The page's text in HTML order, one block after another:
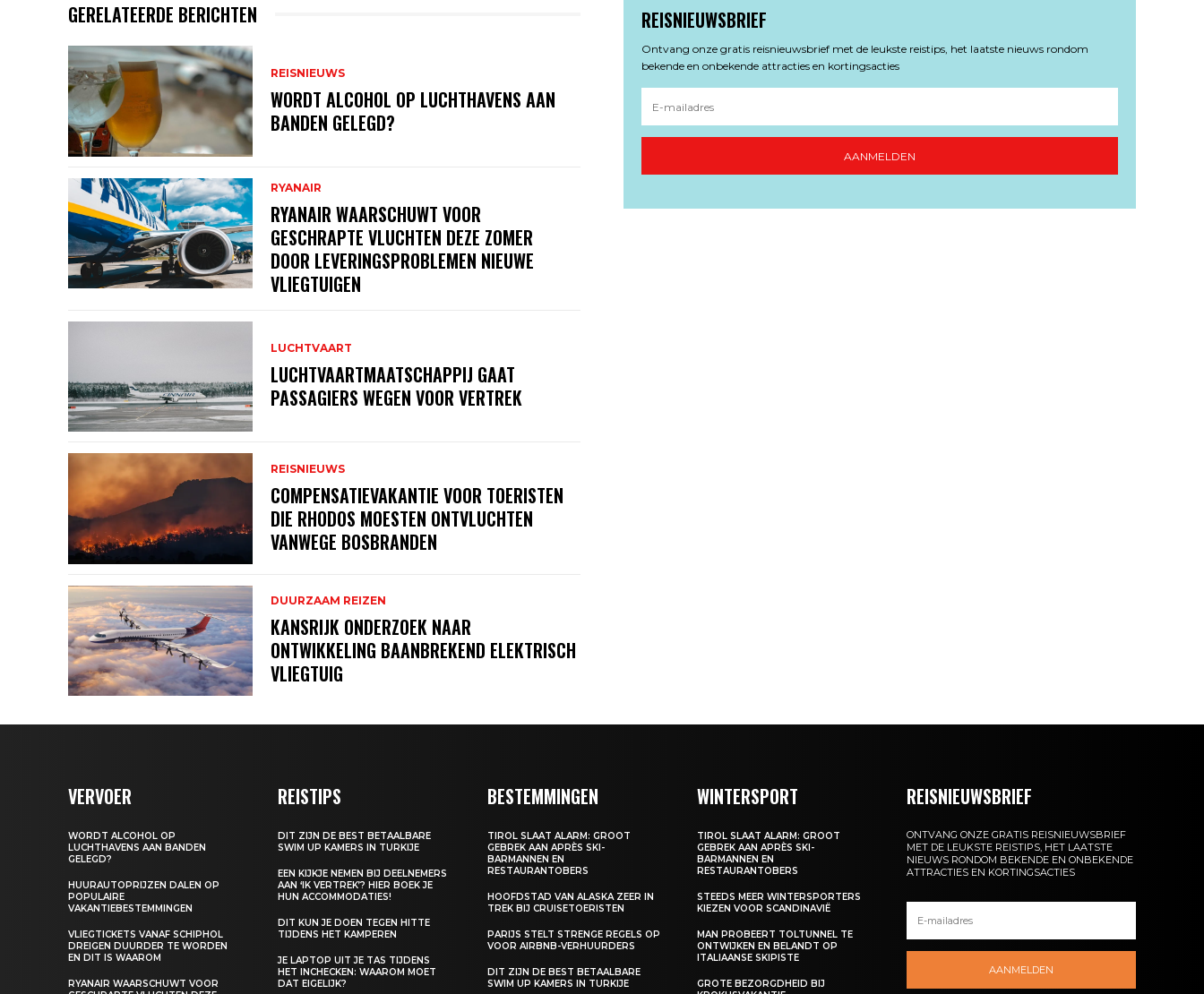
GERELATEERDE BERICHTEN
REISNIEUWS
WORDT ALCOHOL OP LUCHTHAVENS AAN
BANDEN GELEGD?
RYANAIR
RYANAIR WAARSCHUWT VOOR
GESCHRAPTE VLUCHTEN DEZE ZOMER
DOOR LEVERINGSPROBLEMEN NIEUWE
VLIEGTUIGEN
LUCHTVAART
LUCHTVAARTMAATSCHAPPIJ GAAT
PASSAGIERS WEGEN VOOR VERTREK
REISNIEUWS
COMPENSATIEVAKANTIE VOOR TOERISTEN
DIE RHODOS MOESTEN ONTVLUCHTEN
VANWEGE BOSBRANDEN
DUURZAAM REIZEN
KANSRIJK ONDERZOEK NAAR
ONTWIKKELING BAANBREKEND ELEKTRISCH
VLIEGTUIG
REISNIEUWSBRIEF
Ontvang onze gratis reisnieuwsbrief met de leukste reistips, het laatste nieuws rondom
bekende en onbekende attracties en kortingsacties
AANMELDEN
VERVOER
WORDT ALCOHOL OP
LUCHTHAVENS AAN BANDEN
GELEGD?
HUURAUTOPRIJZEN DALEN OP
POPULAIRE
VAKANTIEBESTEMMINGEN
VLIEGTICKETS VANAF SCHIPHOL
DREIGEN DUURDER TE WORDEN
EN DIT IS WAAROM
RYANAIR WAARSCHUWT VOOR
REISTIPS
DIT ZIJN DE BEST BETAALBARE
SWIM UP KAMERS IN TURKIJE
EEN KIJKJE NEMEN BIJ DEELNEMERS
AAN ‘IK VERTREK’? HIER BOEK JE
HUN ACCOMMODATIES!
DIT KUN JE DOEN TEGEN HITTE
TIJDENS HET KAMPEREN
JE LAPTOP UIT JE TAS TIJDENS
HET INCHECKEN: WAAROM MOET
DAT EIGELIJK?
BESTEMMINGEN
TIROL SLAAT ALARM: GROOT
GEBREK AAN APRÈS SKI-
BARMANNEN EN
RESTAURANTOBERS
HOOFDSTAD VAN ALASKA ZEER IN
TREK BIJ CRUISETOERISTEN
PARIJS STELT STRENGE REGELS OP
VOOR AIRBNB-VERHUURDERS
DIT ZIJN DE BEST BETAALBARE
SWIM UP KAMERS IN TURKIJE
WINTERSPORT
TIROL SLAAT ALARM: GROOT
GEBREK AAN APRÈS SKI-
BARMANNEN EN
RESTAURANTOBERS
STEEDS MEER WINTERSPORTERS
KIEZEN VOOR SCANDINAVIË
MAN PROBEERT TOLTUNNEL TE
ONTWIJKEN EN BELANDT OP
ITALIAANSE SKIPISTE
GROTE BEZORGDHEID BIJ
REISNIEUWSBRIEF
ONTVANG ONZE GRATIS REISNIEUWSBRIEF
MET DE LEUKSTE REISTIPS, HET LAATSTE
NIEUWS RONDOM BEKENDE EN ONBEKENDE
ATTRACTIES EN KORTINGSACTIES
AANMELDEN